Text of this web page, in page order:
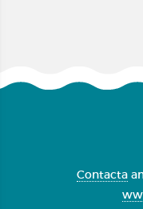
Contacta